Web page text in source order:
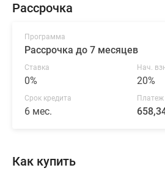
электропроводки
счетчиков
энергопотребления
или
щитков,
–
до
Рассрочка
Программа
Рассрочка до 7 месяцев
Ставка
0%
Нач.
20%
Срок кредита
6 мес.
Как купить